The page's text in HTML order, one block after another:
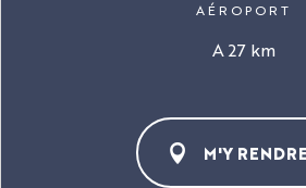
AÉROPORT
A 27 km
M'Y RENDRE